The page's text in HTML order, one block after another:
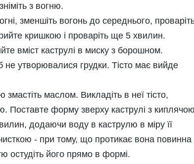
з вогню.
зменшіть вогонь до середнього,
кришкою і проваріть ще 5 хвилин.
вміст каструлі в миску з борошном.
утворювалися грудки. Тісто має вийде
маслом. Викладіть в неї тісто,
форму зверху каструлі з киплячою
додаючи воду в каструлю в міру її
- при тому, що протикає вона повинна
остудіть його прямо в формі.